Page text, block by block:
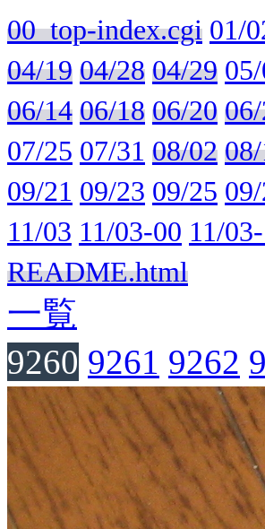
00_top-index.cgi 01/
04/19 04/28 04/29
06/14 06/18 06/20
07/25 07/31 08/02
09/21 09/23 09/25
11/03 11/03-00 11/
README.html
一覧
9260 9261 9262